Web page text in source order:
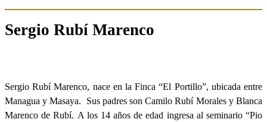
Sergio Rubí Marenco
Sergio Rubí Marenco, nace en la Finca “El Portillo”, ubicada entre
Managua y Masaya. Sus padres son Camilo Rubí Morales y Blanca
Marenco de Rubí. A los 14 años de edad ingresa al seminario “Pio